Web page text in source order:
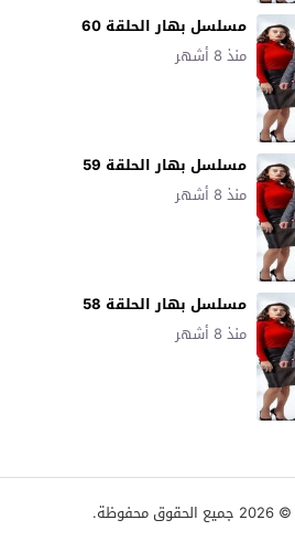
مسلسل بهار الحلقة 60
منذ 8 أشهر
مسلسل بهار الحلقة 59
منذ 8 أشهر
مسلسل بهار الحلقة 58
منذ 8 أشهر
© 2026 جميع الحقوق محفوظة.